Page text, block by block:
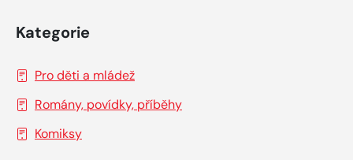
Kategorie
Pro děti a mládež
Romány, povídky, příběhy
Komiksy